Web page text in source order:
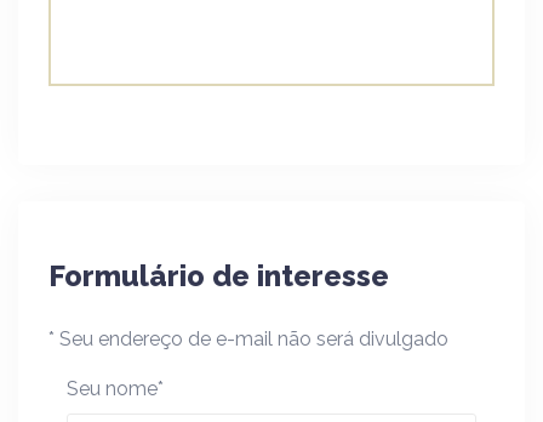
Formulário de interesse
* Seu endereço de e-mail não será divulgado
Seu nome*